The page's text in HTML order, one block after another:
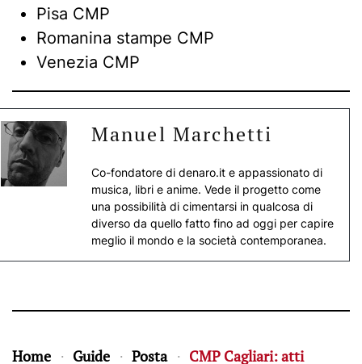
Pisa CMP
Romanina stampe CMP
Venezia CMP
Manuel Marchetti
Co-fondatore di denaro.it e appassionato di
musica, libri e anime. Vede il progetto come
una possibilità di cimentarsi in qualcosa di
diverso da quello fatto fino ad oggi per capire
meglio il mondo e la società contemporanea.
Home Guide Posta CMP Cagliari: atti